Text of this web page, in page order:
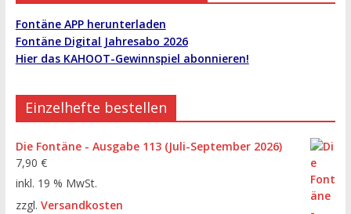
Fontäne APP herunterladen
Fontäne Digital Jahresabo 2026
Hier das KAHOOT-Gewinnspiel abonnieren!
Einzelhefte bestellen
Die Fontäne - Ausgabe 113 (Juli-September 2026)
7,90 €
inkl. 19 % MwSt.
zzgl. Versandkosten